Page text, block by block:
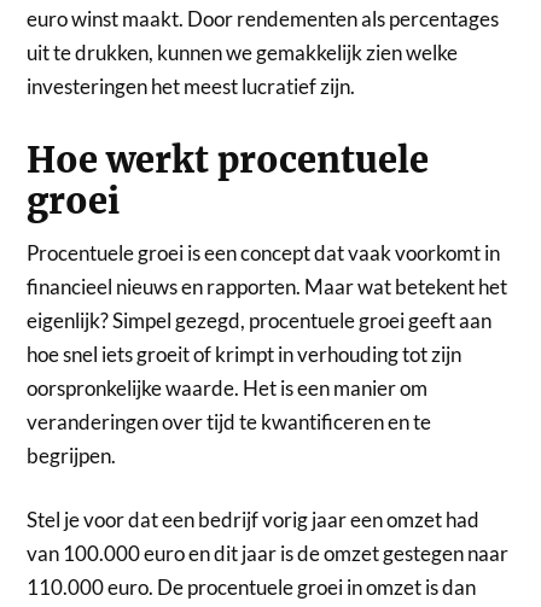
euro winst maakt. Door rendementen als percentages
uit te drukken, kunnen we gemakkelijk zien welke
investeringen het meest lucratief zijn.
Hoe werkt procentuele
groei
Procentuele groei is een concept dat vaak voorkomt in
financieel nieuws en rapporten. Maar wat betekent het
eigenlijk? Simpel gezegd, procentuele groei geeft aan
hoe snel iets groeit of krimpt in verhouding tot zijn
oorspronkelijke waarde. Het is een manier om
veranderingen over tijd te kwantificeren en te
begrijpen.
Stel je voor dat een bedrijf vorig jaar een omzet had
van 100.000 euro en dit jaar is de omzet gestegen naar
110.000 euro. De procentuele groei in omzet is dan